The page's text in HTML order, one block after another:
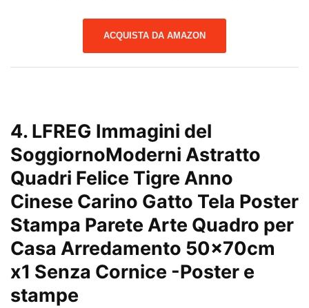
ACQUISTA DA AMAZON
4. LFREG Immagini del
SoggiornoModerni Astratto
Quadri Felice Tigre Anno
Cinese Carino Gatto Tela Poster
Stampa Parete Arte Quadro per
Casa Arredamento 50x70cm
x1 Senza Cornice -Poster e
stampe